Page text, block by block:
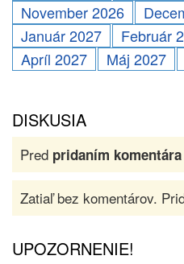
November 2026
Január 2027
Február
Apríl 2027
Máj 2027
DISKUSIA
Pred pridaním komentára
Zatiaľ bez komentárov.
UPOZORNENIE!